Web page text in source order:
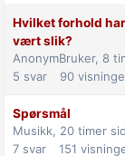
Hvilket forhold
vært slik?
AnonymBruker, 8
5 svar 90
Spørsmål
Musikk, 20 timer
7 svar 151